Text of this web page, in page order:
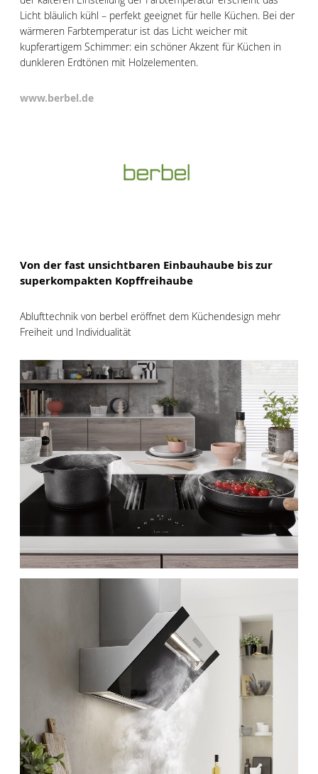
Licht bläulich kühl – perfekt geeignet für helle Küchen. Bei der
wärmeren Farbtemperatur ist das Licht weicher mit
kupferartigem Schimmer: ein schöner Akzent für Küchen in
dunkleren Erdtönen mit Holzelementen.
www.berbel.de
Von der fast unsichtbaren Einbauhaube bis zur
superkompakten Kopffreihaube
Ablufttechnik von berbel eröffnet dem Küchendesign mehr
Freiheit und Individualität